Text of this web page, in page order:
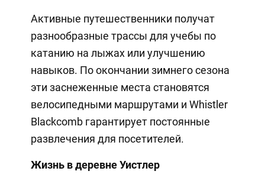
Активные путешественники получат
разнообразные трассы для учебы по
катанию на лыжах или улучшению
навыков. По окончании зимнего сезона
эти заснеженные места становятся
велосипедными маршрутами и Whistler
Blackcomb гарантирует постоянные
развлечения для посетителей.
Жизнь в деревне Уистлер